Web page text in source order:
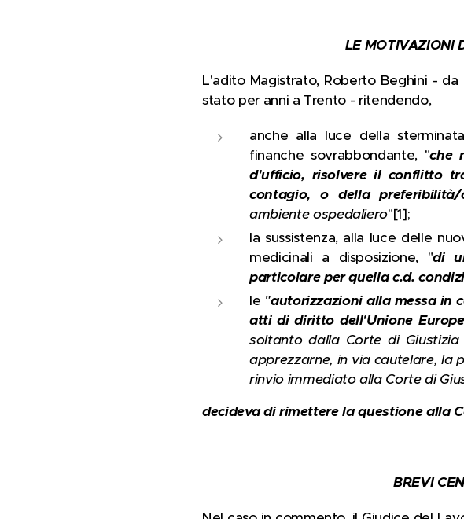
LE MOTIVAZIONI
L'adito Magistrato, Roberto Beghini -
stato per anni a Trento - ritendendo,
anche alla luce della
finanche sovrabbondante, "che
d'ufficio, risolvere il conflitto
contagio, o della
ambiente ospedaliero"[1];
la sussistenza, alla luce delle
medicinali a disposizione, "di
particolare per quella c.d.
le "autorizzazioni alla messa in
atti di diritto dell'Unione
soltanto dalla Corte di Giustizia
apprezzarne, in via cautelare, la
rinvio immediato alla Corte di
decideva di rimettere la questione alla
BREVI